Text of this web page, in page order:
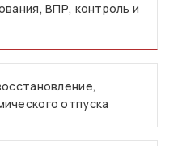
ВПР, контроль и
отпуска